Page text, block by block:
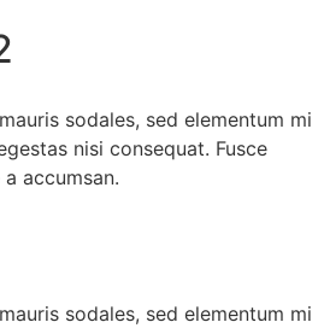
sodales, sed elementum mi
nisi consequat. Fusce
accumsan.
sodales, sed elementum mi